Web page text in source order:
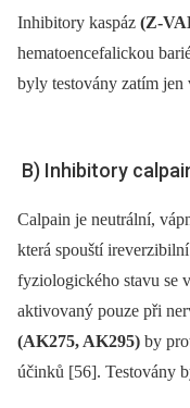
Inhibitory kaspáz (Z-
hematoencefalickou
byly testovány zatím jen
B) Inhibitory
Calpain je neutrální,
která spouští
fyziologického stavu se
aktivovaný pouze při
(AK275, AK295) by
účinků [56]. Testovány